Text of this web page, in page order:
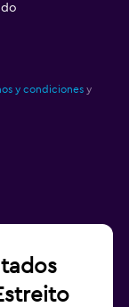
y condiciones y